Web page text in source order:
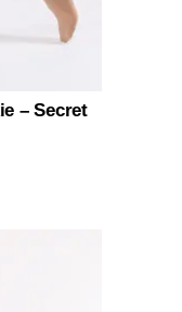
– Secret